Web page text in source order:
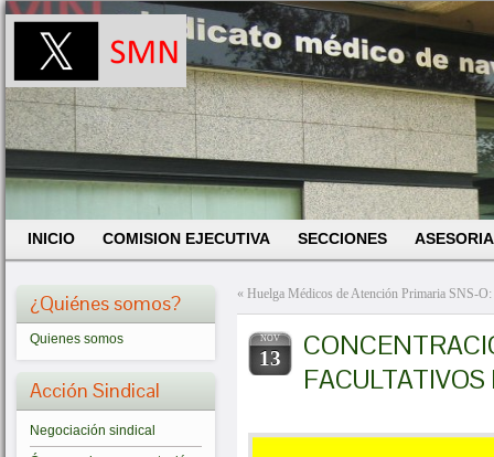
INICIO COMISION EJECUTIVA SECCIONES
¿Quiénes somos?
Quienes somos
Acción Sindical
Negociación sindical
« Huelga Médicos de Atención Primaria SNS-
NOV
13